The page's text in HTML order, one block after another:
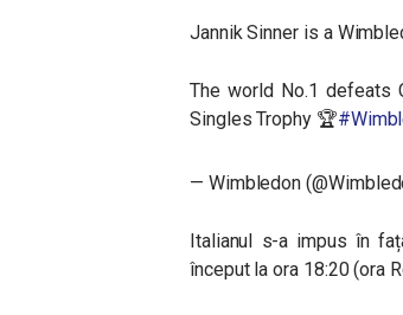
Jannik Sinner is a
The world No.1 defeats
Singles Trophy 🏆
— Wimbledon
Italianul s-a impus în
început la ora 18:20 (ora